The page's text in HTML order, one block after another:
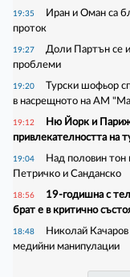
19:35
Иран и Оман са
проток
19:27
Доли Партън се
проблеми
19:20
Турски шофьор
в насрещното на АМ
19:12
Ню Йорк и Париж
привлекателността на
19:04
Над половин тон
Петричко и Санданско
18:56
19-годишна с
брат е в критично
18:48
Николай
медийни манипулации